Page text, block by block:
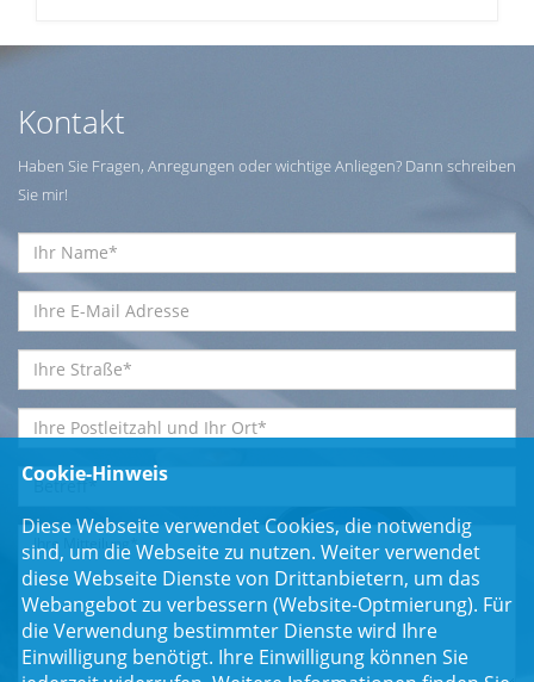
Kontakt
Haben Sie Fragen, Anregungen oder wichtige Anliegen? Dann schreiben
Sie mir!
Cookie-Hinweis
Diese Webseite verwendet Cookies, die notwendig
sind, um die Webseite zu nutzen. Weiter verwendet
diese Webseite Dienste von Drittanbietern, um das
Webangebot zu verbessern (Website-Optmierung). Für
die Verwendung bestimmter Dienste wird Ihre
Einwilligung benötigt. Ihre Einwilligung können Sie